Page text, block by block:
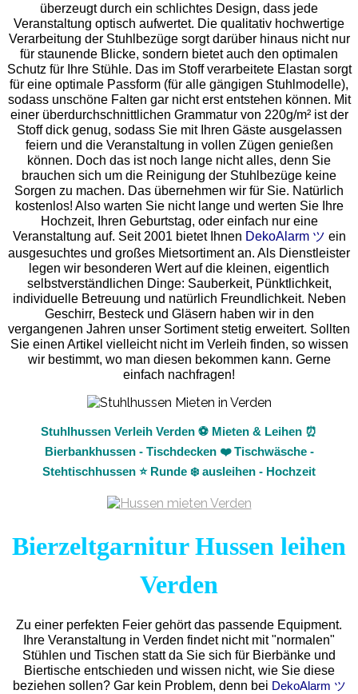
überzeugt durch ein schlichtes Design, dass jede
Veranstaltung optisch aufwertet. Die qualitativ hochwertige
Verarbeitung der Stuhlbezüge sorgt darüber hinaus nicht nur
für staunende Blicke, sondern bietet auch den optimalen
Schutz für Ihre Stühle. Das im Stoff verarbeitete Elastan sorgt
für eine optimale Passform (für alle gängigen Stuhlmodelle),
sodass unschöne Falten gar nicht erst entstehen können. Mit
einer überdurchschnittlichen Grammatur von 220g/m² ist der
Stoff dick genug, sodass Sie mit Ihren Gäste ausgelassen
feiern und die Veranstaltung in vollen Zügen genießen
können. Doch das ist noch lange nicht alles, denn Sie
brauchen sich um die Reinigung der Stuhlbezüge keine
Sorgen zu machen. Das übernehmen wir für Sie. Natürlich
kostenlos! Also warten Sie nicht lange und werten Sie Ihre
Hochzeit, Ihren Geburtstag, oder einfach nur eine
Veranstaltung auf. Seit 2001 bietet Ihnen DekoAlarm ツ ein
ausgesuchtes und großes Mietsortiment an. Als Dienstleister
legen wir besonderen Wert auf die kleinen, eigentlich
selbstverständlichen Dinge: Sauberkeit, Pünktlichkeit,
individuelle Betreuung und natürlich Freundlichkeit. Neben
Geschirr, Besteck und Gläsern haben wir in den
vergangenen Jahren unser Sortiment stetig erweitert. Sollten
Sie einen Artikel vielleicht nicht im Verleih finden, so wissen
wir bestimmt, wo man diesen bekommen kann. Gerne
einfach nachfragen!
Stuhlhussen Verleih Verden ⚽ Mieten & Leihen ⏰
Bierbankhussen - Tischdecken ❤️ Tischwäsche -
Stehtischhussen ⭐ Runde ❄️ ausleihen - Hochzeit
Bierzeltgarnitur Hussen leihen
Verden
Zu einer perfekten Feier gehört das passende Equipment.
Ihre Veranstaltung in Verden findet nicht mit "normalen"
Stühlen und Tischen statt da Sie sich für Bierbänke und
Biertische entschieden und wissen nicht, wie Sie diese
beziehen sollen? Gar kein Problem, denn bei DekoAlarm ツ